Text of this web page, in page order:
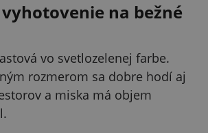
na bežné
vo svetlozelenej farbe.
rozmerom sa dobre hodí aj
a miska má objem